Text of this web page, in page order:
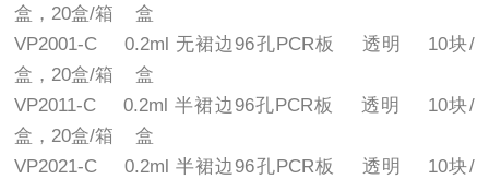
盒，20盒/箱 盒
VP2001-C 0.2ml 无裙边96孔PCR板 透明 10块/
盒，20盒/箱 盒
VP2011-C 0.2ml 半裙边96孔PCR板 透明 10块/
盒，20盒/箱 盒
VP2021-C 0.2ml 半裙边96孔PCR板 透明 10块/